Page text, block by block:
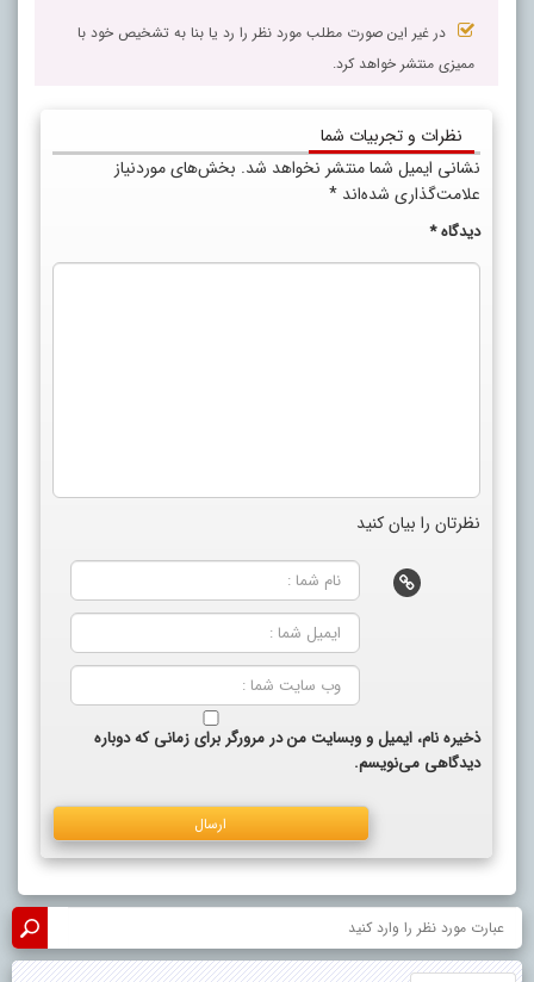
در غیر این صورت مطلب مورد نظر را رد یا بنا به تشخیص خود با
ممیزی منتشر خواهد کرد.
نظرات و تجربیات شما
نشانی ایمیل شما منتشر نخواهد شد. بخش‌های موردنیاز
علامت‌گذاری شده‌اند *
دیدگاه*
نظرتان را بیان کنید
ذخیره نام، ایمیل و وبسایت من در مرورگر برای زمانی که دوباره
دیدگاهی می‌نویسم.